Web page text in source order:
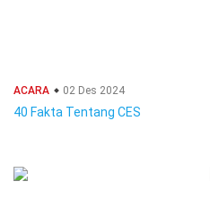
ACARA 02 Des 2024
40 Fakta Tentang CES